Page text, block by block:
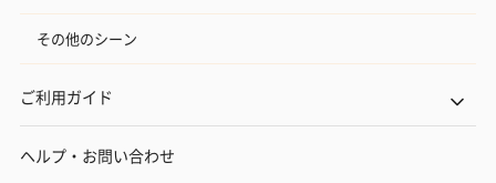
その他のシーン
ご利用ガイド
ヘルプ・お問い合わせ